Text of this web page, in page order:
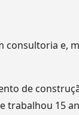
consultoria e,
de
trabalhou 15